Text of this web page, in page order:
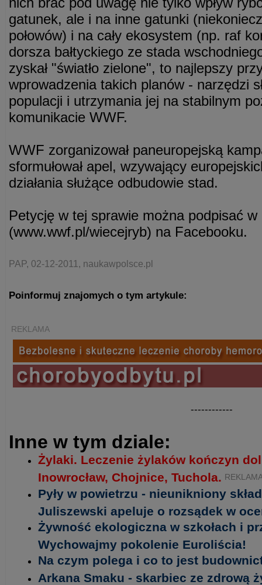
gatunek, ale i na inne gatunki
połowów) i na cały ekosystem (np. raf
dorsza bałtyckiego ze stada
zyskał "światło zielone", to najlepszy
wprowadzenia takich planów - narzędzi
populacji i utrzymania jej na stabilnym
komunikacie WWF.
WWF zorganizował paneuropejską
sformułował apel, wzywający
działania służące odbudowie stad.
Petycję w tej sprawie można podpisać w
(www.wwf.pl/wiecejryb) na Facebooku.
PAP, 02-12-2011, naukawpolsce.pl
Poinformuj znajomych o tym artykule:
REKLAMA
------------
Inne w tym dziale:
Żylaki. Leczenie żylaków kończyn
Inowrocław, Chojnice, Tuchola.
Pyły w powietrzu - nieunikniony
Juliszewski apeluje o rozsądek w
Żywność ekologiczna w szkołach i
Wychowajmy pokolenie Euroliścia!
Na czym polega i co to jest
Arkana Smaku - skarbiec ze zdrową